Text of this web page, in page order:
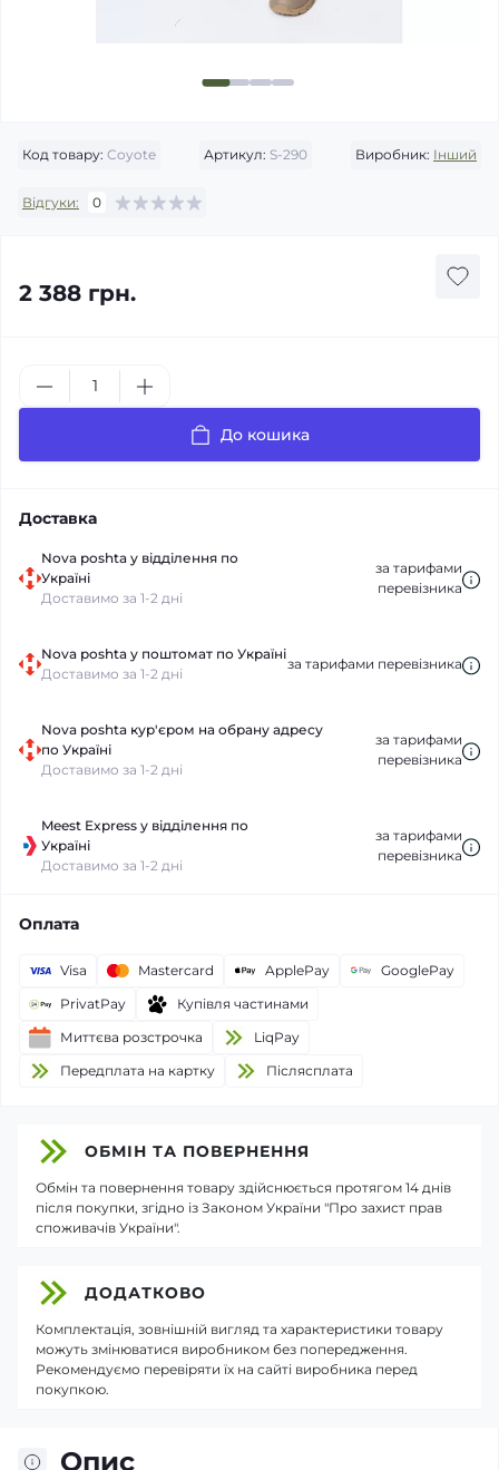
Код товару: Coyote Артикул: S-290 Виробник: Інший
Відгуки: 0
2 388 грн.
До кошика
Доставка
Nova poshta у відділення по
Україні
Доставимо за 1-2 дні
за тарифами
перевізника
Nova poshta у поштомат по Україні
Доставимо за 1-2 дні
за тарифами перевізника
Nova poshta кур'єром на обрану адресу
по Україні
Доставимо за 1-2 дні
за тарифами
перевізника
Meest Express у відділення по
Україні
Доставимо за 1-2 дні
за тарифами
перевізника
Оплата
Visa Mastercard ApplePay
GooglePay
PrivatPay
Купівля частинами
Миттєва розстрочка
LiqPay
Передплата на картку
Пiслясплата
Опис
ОБМІН ТА ПОВЕРНЕННЯ
Обмін та повернення товару здійснюється протягом 14 днів
після покупки, згідно із Законом України "Про захист прав
споживачів України".
ДОДАТКОВО
Комплектація, зовнішній вигляд та характеристики товару
можуть змінюватися виробником без попередження.
Рекомендуємо перевіряти їх на сайті виробника перед
покупкою.